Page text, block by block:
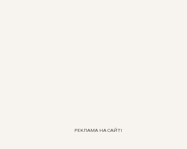
РЕКЛАМА НА САЙТІ